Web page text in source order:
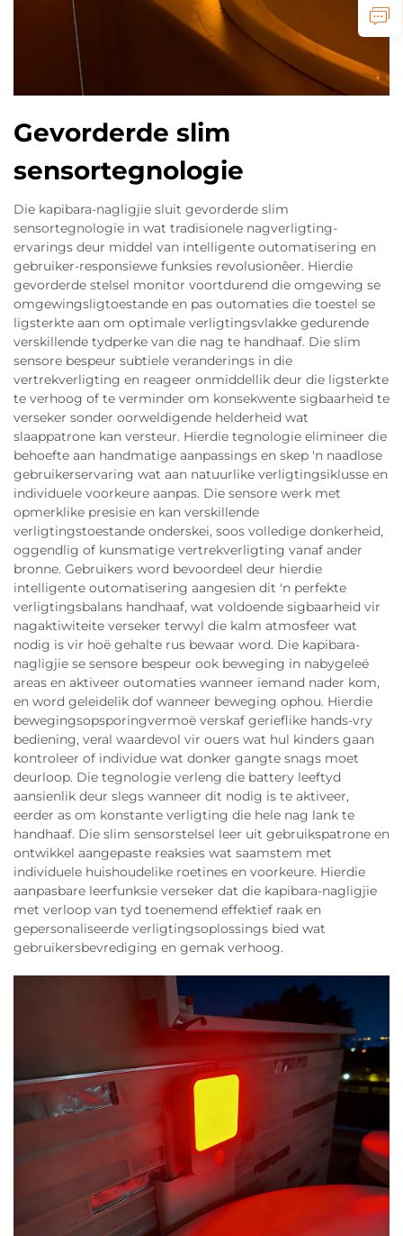
Gevorderde slim
sensortegnologie
Die kapibara-nagligjie sluit gevorderde slim
sensortegnologie in wat tradisionele nagverligting-
ervarings deur middel van intelligente outomatisering en
gebruiker-responsiewe funksies revolusionêer. Hierdie
gevorderde stelsel monitor voortdurend die omgewing se
omgewingsligtoestande en pas outomaties die toestel se
ligsterkte aan om optimale verligtingsvlakke gedurende
verskillende tydperke van die nag te handhaaf. Die slim
sensore bespeur subtiele veranderings in die
vertrekverligting en reageer onmiddellik deur die ligsterkte
te verhoog of te verminder om konsekwente sigbaarheid te
verseker sonder oorweldigende helderheid wat
slaappatrone kan versteur. Hierdie tegnologie elimineer die
behoefte aan handmatige aanpassings en skep 'n naadlose
gebruikerservaring wat aan natuurlike verligtingsiklusse en
individuele voorkeure aanpas. Die sensore werk met
opmerklike presisie en kan verskillende
verligtingstoestande onderskei, soos volledige donkerheid,
oggendlig of kunsmatige vertrekverligting vanaf ander
bronne. Gebruikers word bevoordeel deur hierdie
intelligente outomatisering aangesien dit 'n perfekte
verligtingsbalans handhaaf, wat voldoende sigbaarheid vir
nagaktiwiteite verseker terwyl die kalm atmosfeer wat
nodig is vir hoë gehalte rus bewaar word. Die kapibara-
nagligjie se sensore bespeur ook beweging in nabygeleë
areas en aktiveer outomaties wanneer iemand nader kom,
en word geleidelik dof wanneer beweging ophou. Hierdie
bewegingsopsporingvermoë verskaf gerieflike hands-vry
bediening, veral waardevol vir ouers wat hul kinders gaan
kontroleer of individue wat donker gangte snags moet
deurloop. Die tegnologie verleng die battery leeftyd
aansienlik deur slegs wanneer dit nodig is te aktiveer,
eerder as om konstante verligting die hele nag lank te
handhaaf. Die slim sensorstelsel leer uit gebruikspatrone en
ontwikkel aangepaste reaksies wat saamstem met
individuele huishoudelike roetines en voorkeure. Hierdie
aanpasbare leerfunksie verseker dat die kapibara-nagligjie
met verloop van tyd toenemend effektief raak en
gepersonaliseerde verligtingsoplossings bied wat
gebruikersbevrediging en gemak verhoog.